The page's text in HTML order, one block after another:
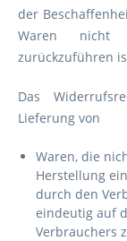
der
Waren nicht
zurückzuführen
Das
Lieferung von
Waren, die
Herstellung
durch den
eindeutig auf
Verbrauchers